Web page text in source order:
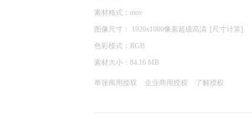
素材格式： mov
图像尺寸： 1920x1080像素超级高清 [尺寸计算]
色彩模式： RGB
素材大小： 84.16 MB
单张商用授权 企业商用授权 了解授权